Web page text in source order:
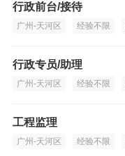
行政前台/接待
广州-天河区 经验不限
行政专员/助理
广州-天河区 经验不限
工程监理
广州-天河区 经验不限